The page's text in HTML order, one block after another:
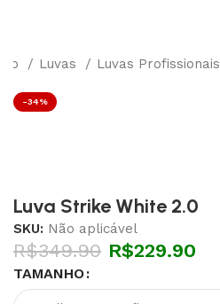
Luvas Luvas Profissionais
-34%
Luva Strike White 2.0
SKU: Não aplicável
R$349.90 R$229.90
TAMANHO